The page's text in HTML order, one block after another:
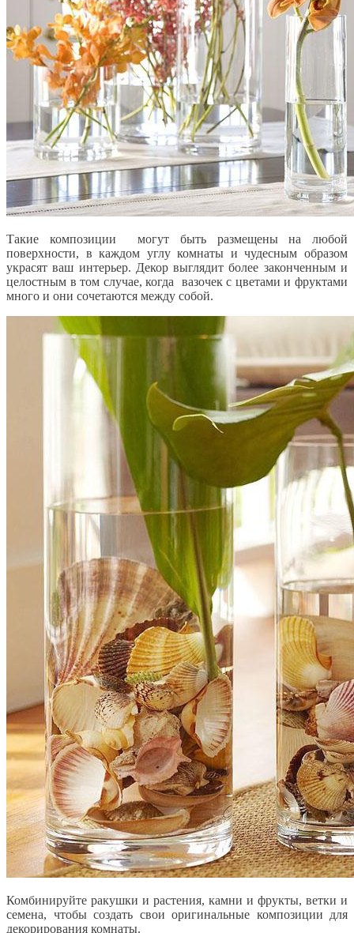
Такие композиции могут быть размещены на любой
поверхности, в каждом углу комнаты и чудесным образом
украсят ваш интерьер. Декор выглядит более законченным и
целостным в том случае, когда вазочек с цветами и фруктами
много и они сочетаются между собой.
Комбинируйте ракушки и растения, камни и фрукты, ветки и
семена, чтобы создать свои оригинальные композиции для
декорирования комнаты.